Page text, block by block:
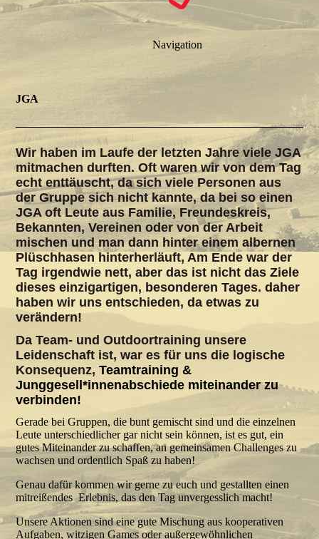
Navigation
JGA
Wir haben im Laufe der letzten Jahre viele JGA
mitmachen durften. Oft waren wir von dem Tag
echt enttäuscht, da sich viele Personen aus
der Gruppe sich nicht kannte, da bei so einen
JGA oft Leute aus Familie, Freundeskreis,
Bekannten, Vereinen oder von der Arbeit
mischen und man dann hinter einem albernen
Plüschhasen hinterherläuft, Am Ende war der
Tag irgendwie nett, aber das ist nicht das Ziele
dieses einzigartigen, besonderen Tages. daher
haben wir uns entschieden, da etwas zu
verändern!
Da Team- und Outdoortraining unsere
Leidenschaft ist, war es für uns die logische
Konsequenz,Teamtraining &
Junggesell*innenabschiede miteinander zu
verbinden!
Gerade bei Gruppen, die bunt gemischt sind und die einzelnen
Leute unterschiedlicher gar nicht sein können, ist es gut, ein
gutes Miteinander zu schaffen, an gemeinsamen Challenges zu
wachsen und ordentlich Spaß zu haben!
Genau dafür kommen wir gerne zu euch und gestallten einen
mitreißendes Erlebnis, das den Tag unvergesslich macht!
Unsere Aktionen sind eine gute Mischung aus kooperativen
Aufgaben, witzigen Games oder außergewöhnlichen